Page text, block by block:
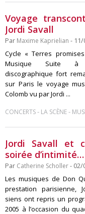
Voyage
Jordi Savall
Par Maxime Kaprielian -
Cycle « Terres
Musique Suite à
discographique fort
sur Paris le voyage
Colomb vu par Jordi ...
CONCERTS- LA SCÈNE-
Jordi Savall et
soirée d’intimité…
Par Catherine Scholler- 02/
Les musiques de Don
prestation parisienne,
siens ont repris un
2005 à l’occasion du